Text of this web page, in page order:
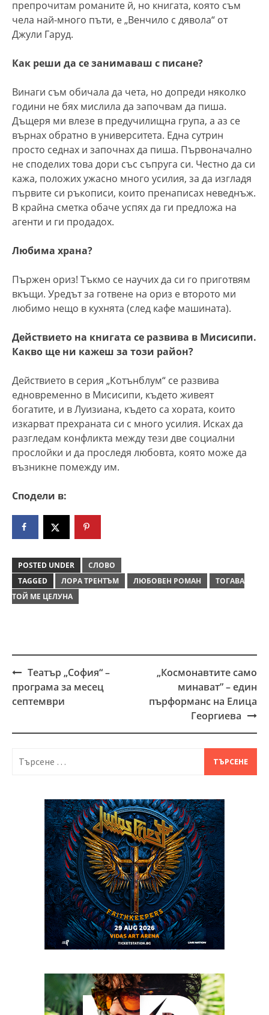
препрочитам романите й, но книгата, която съм
чела най-много пъти, е „Венчило с дявола“ от
Джули Гаруд.
Как реши да се занимаваш с писане?
Винаги съм обичала да чета, но допреди няколко
години не бях мислила да започвам да пиша.
Дъщеря ми влезе в предучилищна група, а аз се
върнах обратно в университета. Една сутрин
просто седнах и започнах да пиша. Първоначално
не споделих това дори със съпруга си. Честно да си
кажа, положих ужасно много усилия, за да изгладя
първите си ръкописи, които пренаписах неведнъж.
В крайна сметка обаче успях да ги предложа на
агенти и ги продадох.
Любима храна?
Пържен ориз! Тъкмо се научих да си го приготвям
вкъщи. Уредът за готвене на ориз е второто ми
любимо нещо в кухнята (след кафе машината).
Действието на книгата се развива в Мисисипи.
Какво ще ни кажеш за този район?
Действието в серия „Котънблум“ се развива
едновременно в Мисисипи, където живеят
богатите, и в Луизиана, където са хората, които
изкарват прехраната си с много усилия. Исках да
разгледам конфликта между тези две социални
прослойки и да проследя любовта, която може да
възникне помежду им.
Сподели в:
POSTED UNDER
СЛОВО
TAGGED
ЛОРА ТРЕНТЪМ ЛЮБОВЕН РОМАН
ТОГАВА
ТОЙ МЕ ЦЕЛУНА
Post
navigation
Театър „София“ –
програма за месец
септември
„Космонавтите само
минават” – един
пърформанс на Елица
Георгиева
Търсене
за: